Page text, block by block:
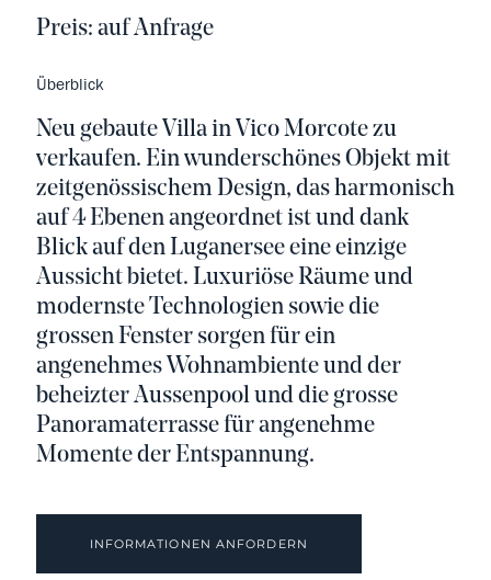
Preis: auf Anfrage
Überblick
Neu gebaute Villa in Vico Morcote zu
verkaufen. Ein wunderschönes Objekt mit
zeitgenössischem Design, das harmonisch
auf 4 Ebenen angeordnet ist und dank
Blick auf den Luganersee eine einzige
Aussicht bietet. Luxuriöse Räume und
modernste Technologien sowie die
grossen Fenster sorgen für ein
angenehmes Wohnambiente und der
beheizter Aussenpool und die grosse
Panoramaterrasse für angenehme
Momente der Entspannung.
INFORMATIONEN ANFORDERN